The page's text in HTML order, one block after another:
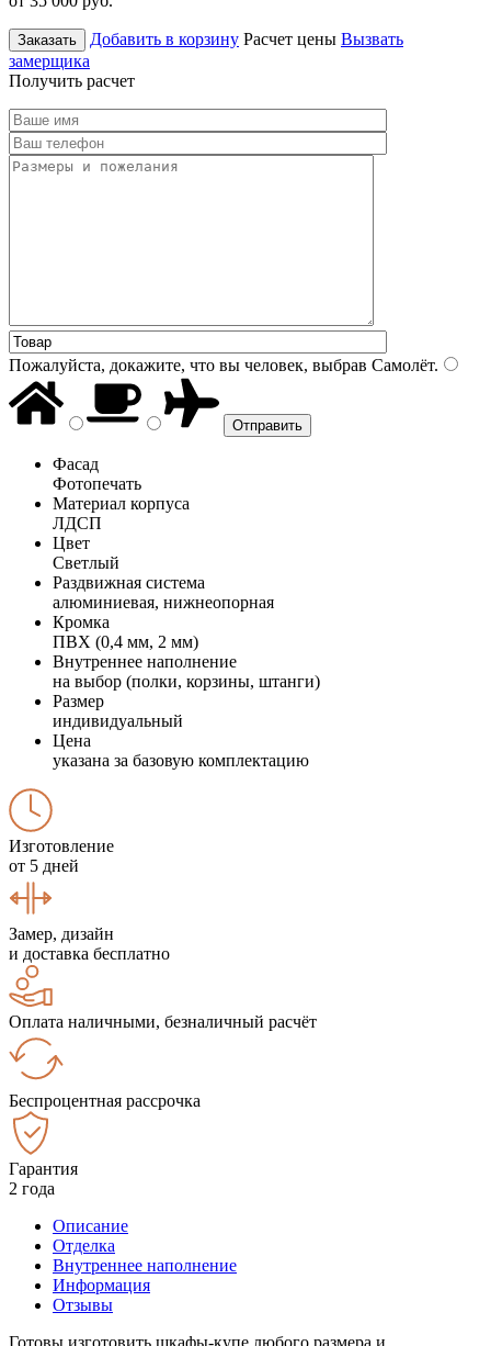
Заказать Добавить в корзину Расчет цены Вызвать
замерщика
Получить расчет
Пожалуйста, докажите, что вы человек, выбрав Самолёт.
Фасад
Фотопечать
Материал корпуса
ЛДСП
Цвет
Светлый
Раздвижная система
алюминиевая, нижнеопорная
Кромка
ПВХ (0,4 мм, 2 мм)
Внутреннее наполнение
на выбор (полки, корзины, штанги)
Размер
индивидуальный
Цена
указана за базовую комплектацию
Изготовление
от 5 дней
Замер, дизайн
и доставка бесплатно
Оплата наличными, безналичный расчёт
Беспроцентная рассрочка
Гарантия
2 года
Описание
Отделка
Внутреннее наполнение
Информация
Отзывы
Готовы изготовить шкафы-купе любого размера и